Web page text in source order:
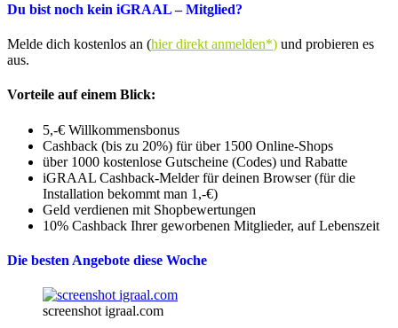
Du bist noch kein iGRAAL – Mitglied?
Melde dich kostenlos an (hier direkt anmelden*) und probieren es
aus.
Vorteile auf einem Blick:
5,-€ Willkommensbonus
Cashback (bis zu 20%) für über 1500 Online-Shops
über 1000 kostenlose Gutscheine (Codes) und Rabatte
iGRAAL Cashback-Melder für deinen Browser (für die
Installation bekommt man 1,-€)
Geld verdienen mit Shopbewertungen
10% Cashback Ihrer geworbenen Mitglieder, auf Lebenszeit
Die besten Angebote diese Woche
screenshot igraal.com